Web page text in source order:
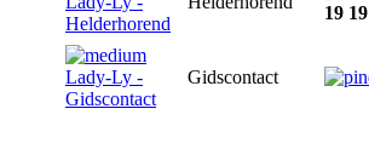
19 19
Gidscontact